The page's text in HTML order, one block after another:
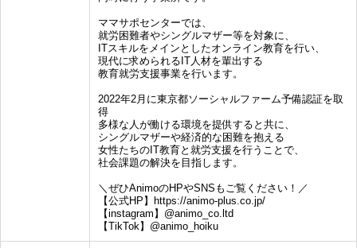
ママサポセンターでは、
就労困難者やシングルマザー等を対象に、
ITスキルをメインとしたオンライン教育を行い、
現代に求められるIT人材を輩出する
教育就労支援事業を行います。
2022年2月に東京都ソーシャルファーム予備認証を取
得
多様な人が働ける環境を提供すると共に、
シングルマザーや経済的な困難を抱える
女性たちのIT教育と就労支援を行うことで、
社会課題の解決を目指します。
＼ぜひAnimoのHPやSNSもご覧ください！／
【公式HP】https://animo-plus.co.jp/
【instagram】@animo_co.ltd
【TikTok】@animo_hoiku